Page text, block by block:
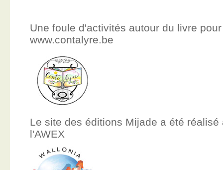
Une foule d'activités autour du livre
www.contalyre.be
Le site des éditions Mijade a été réalisé
l'AWEX